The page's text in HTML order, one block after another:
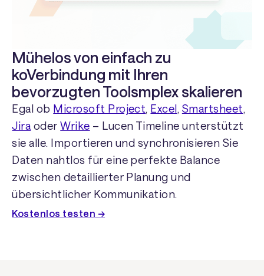
Mühelos von einfach zu
koVerbindung mit Ihren
bevorzugten Toolsmplex skalieren
Egal ob Microsoft Project, Excel, Smartsheet,
Jira oderWrike – Lucen Timeline unterstützt
sie alle. Importieren und synchronisieren Sie
Daten nahtlos für eine perfekte Balance
zwischen detaillierter Planung und
übersichtlicher Kommunikation.
Kostenlos testen →